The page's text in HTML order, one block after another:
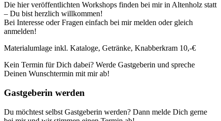
Die hier veröffentlichten Workshops finden bei mir in Altenholz statt
– Du bist herzlich willkommen!
Bei Interesse oder Fragen einfach bei mir melden oder gleich
anmelden!
Materialumlage inkl. Kataloge, Getränke, Knabberkram 10,-€
Kein Termin für Dich dabei? Werde Gastgeberin und spreche
Deinen Wunschtermin mit mir ab!
Gastgeberin werden
Du möchtest selbst Gastgeberin werden? Dann melde Dich gerne